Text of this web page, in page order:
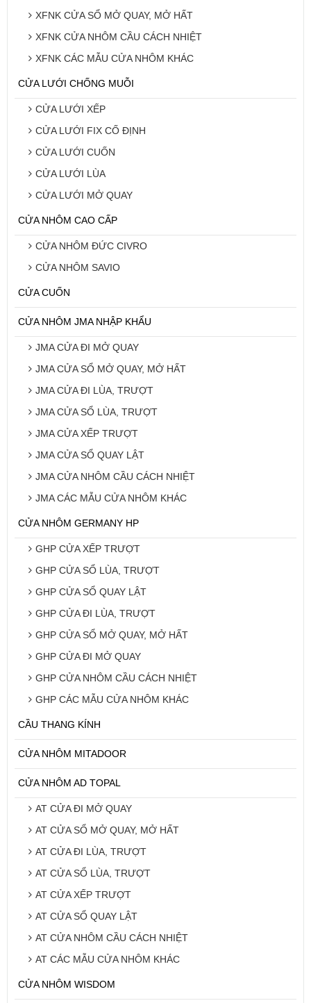
XFNK CỬA SỔ MỞ QUAY, MỞ HẤT
XFNK CỬA NHÔM CẦU CÁCH NHIỆT
XFNK CÁC MẪU CỬA NHÔM KHÁC
CỬA LƯỚI CHỐNG MUỖI
CỬA LƯỚI XẾP
CỬA LƯỚI FIX CỐ ĐỊNH
CỬA LƯỚI CUỐN
CỬA LƯỚI LÙA
CỬA LƯỚI MỞ QUAY
CỬA NHÔM CAO CẤP
CỬA NHÔM ĐỨC CIVRO
CỬA NHÔM SAVIO
CỬA CUỐN
CỬA NHÔM JMA NHẬP KHẨU
JMA CỬA ĐI MỞ QUAY
JMA CỬA SỔ MỞ QUAY, MỞ HẤT
JMA CỬA ĐI LÙA, TRƯỢT
JMA CỬA SỔ LÙA, TRƯỢT
JMA CỬA XẾP TRƯỢT
JMA CỬA SỔ QUAY LẬT
JMA CỬA NHÔM CẦU CÁCH NHIỆT
JMA CÁC MẪU CỬA NHÔM KHÁC
CỬA NHÔM GERMANY HP
GHP CỬA XẾP TRƯỢT
GHP CỬA SỔ LÙA, TRƯỢT
GHP CỬA SỔ QUAY LẬT
GHP CỬA ĐI LÙA, TRƯỢT
GHP CỬA SỔ MỞ QUAY, MỞ HẤT
GHP CỬA ĐI MỞ QUAY
GHP CỬA NHÔM CẦU CÁCH NHIỆT
GHP CÁC MẪU CỬA NHÔM KHÁC
CẦU THANG KÍNH
CỬA NHÔM MITADOOR
CỬA NHÔM AD TOPAL
AT CỬA ĐI MỞ QUAY
AT CỬA SỔ MỞ QUAY, MỞ HẤT
AT CỬA ĐI LÙA, TRƯỢT
AT CỬA SỔ LÙA, TRƯỢT
AT CỬA XẾP TRƯỢT
AT CỬA SỔ QUAY LẬT
AT CỬA NHÔM CẦU CÁCH NHIỆT
AT CÁC MẪU CỬA NHÔM KHÁC
CỬA NHÔM WISDOM